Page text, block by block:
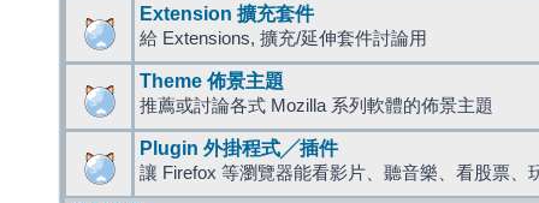
Extension 擴充套件
給 Extensions, 擴充/延伸套件討論用
Theme 佈景主題
推薦或討論各式 Mozilla 系列軟體的佈景主題
Plugin 外掛程式╱插件
讓 Firefox 等瀏覽器能看影片、聽音樂、看股票、